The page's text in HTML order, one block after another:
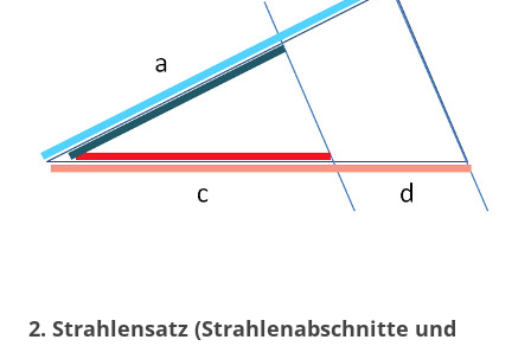
2. Strahlensatz (Strahlenabschnitte und